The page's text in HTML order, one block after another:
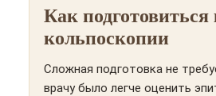
Как подготовиться
кольпоскопии
Сложная подготовка не
врачу было легче оценить